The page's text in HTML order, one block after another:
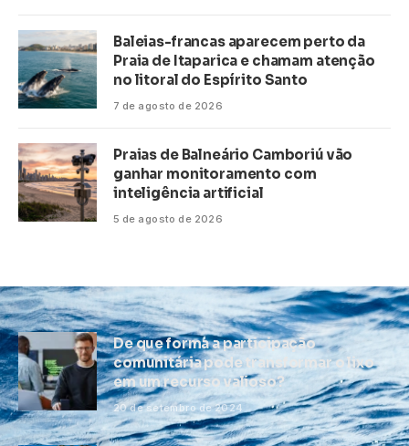
Baleias-francas aparecem perto da
Praia de Itaparica e chamam atenção
no litoral do Espírito Santo
7 de agosto de 2026
Praias de Balneário Camboriú vão
ganhar monitoramento com
inteligência artificial
5 de agosto de 2026
De que forma a participação
comunitária pode transformar o lixo
em um recurso valioso?
20 de setembro de 2024